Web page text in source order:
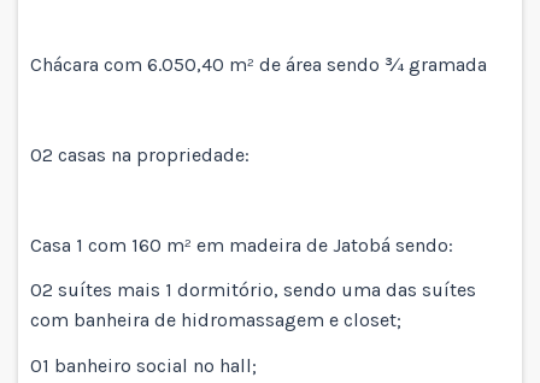
Chácara com 6.050,40 m² de área sendo ¾ gramada
02 casas na propriedade:
Casa 1 com 160 m² em madeira de Jatobá sendo:
02 suítes mais 1 dormitório, sendo uma das suítes
com banheira de hidromassagem e closet;
01 banheiro social no hall;